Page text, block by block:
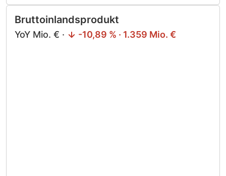
Bruttoinlandsprodukt
YoY Mio. € · -10,89 % · 1.359 Mio. €